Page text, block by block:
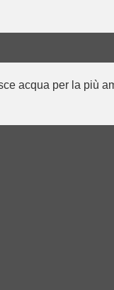
acqua per la più